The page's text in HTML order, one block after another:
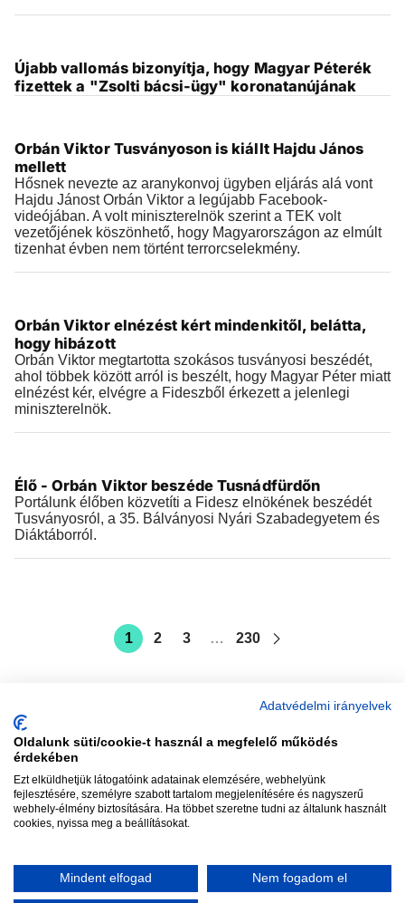
2026.07.27 |11:41
Újabb vallomás bizonyítja, hogy Magyar Péterék
fizettek a "Zsolti bácsi-ügy" koronatanújának
2026.07.27 |06:44
Orbán Viktor Tusványoson is kiállt Hajdu János
mellett
Hősnek nevezte az aranykonvoj ügyben eljárás alá vont
Hajdu Jánost Orbán Viktor a legújabb Facebook-
videójában. A volt miniszterelnök szerint a TEK volt
vezetőjének köszönhető, hogy Magyarországon az elmúlt
tizenhat évben nem történt terrorcselekmény.
2026.07.25 |12:35
Orbán Viktor elnézést kért mindenkitől, belátta,
hogy hibázott
Orbán Viktor megtartotta szokásos tusványosi beszédét,
ahol többek között arról is beszélt, hogy Magyar Péter miatt
elnézést kér, elvégre a Fideszből érkezett a jelenlegi
miniszterelnök.
2026.07.25 |10:11
Élő - Orbán Viktor beszéde Tusnádfürdőn
Portálunk élőben közvetíti a Fidesz elnökének beszédét
Tusványosról, a 35. Bálványosi Nyári Szabadegyetem és
Diáktáborról.
1 2 3 … 230
Szerkesztőség:szerk@vadhajtasok.hu
Modi:moderator@vadhajtasok.hu
AdatvédelemImpresszumSzerzői jogok
2018 Vadhajtások.hu
Adatvédelmi irányelvek
Oldalunk süti/cookie-t használ a megfelelő működés
érdekében
Ezt elküldhetjük látogatóink adatainak elemzésére, webhelyünk
fejlesztésére, személyre szabott tartalom megjelenítésére és nagyszerű
webhely-élmény biztosítására. Ha többet szeretne tudni az általunk használt
cookies, nyissa meg a beállításokat.
Mindent elfogad Nem fogadom el